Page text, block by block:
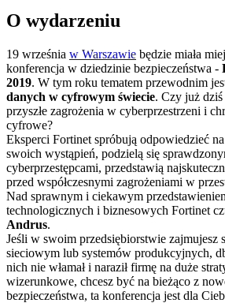
O wydarzeniu
19 września w Warszawie będzie miała
konferencja w dziedzinie bezpieczeństwa -
2019. W tym roku tematem przewodnim
danych w cyfrowym świecie. Czy już
przyszłe zagrożenia w cyberprzestrzeni i
cyfrowe?
Eksperci Fortinet spróbują odpowiedzieć
swoich wystąpień, podzielą się
cyberprzestępcami, przedstawią
przed współczesnymi zagrożeniami w
Nad sprawnym i ciekawym
technologicznych i biznesowych Fortinet
Andrus.
Jeśli w swoim przedsiębiorstwie zajmujesz
sieciowym lub systemów produkcyjnych,
nich nie włamał i naraził firmę na duże
wizerunkowe, chcesz być na bieżąco z
bezpieczeństwa, ta konferencja jest dla